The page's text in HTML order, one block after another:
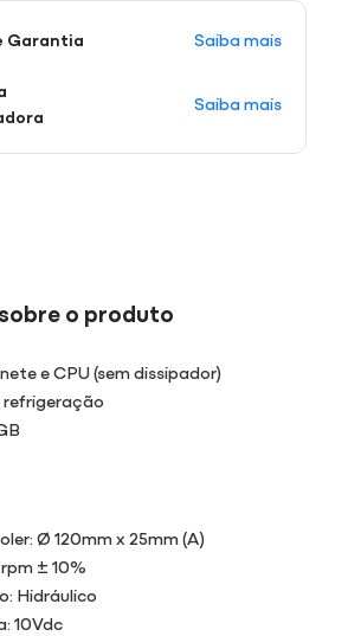
Garantia Saiba mais
Saiba mais
o produto
e CPU (sem dissipador)
refrigeração
Ø 120mm x 25mm (A)
± 10%
Hidráulico
10Vdc